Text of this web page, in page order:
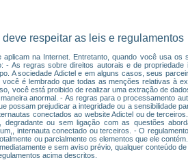
respeitar as leis e regulamentos
na Internet. Entretanto, quando você usa
- As regras sobre direitos autorais e de
A sociedade Adictel e em alguns casos, seus
é lembrado que todas as menções relativas à
você está proibido de realizar uma extração de
anormal. - As regras para o processamento
possam prejudicar a integridade ou a sensibilidade
conectados ao website Adictel ou de
degradante ou sem ligação com as questões
internauta conectado ou terceiros. - O
ou parcialmente os elementos que ele
e sem aviso prévio, qualquer conteúdo
acima descritos.